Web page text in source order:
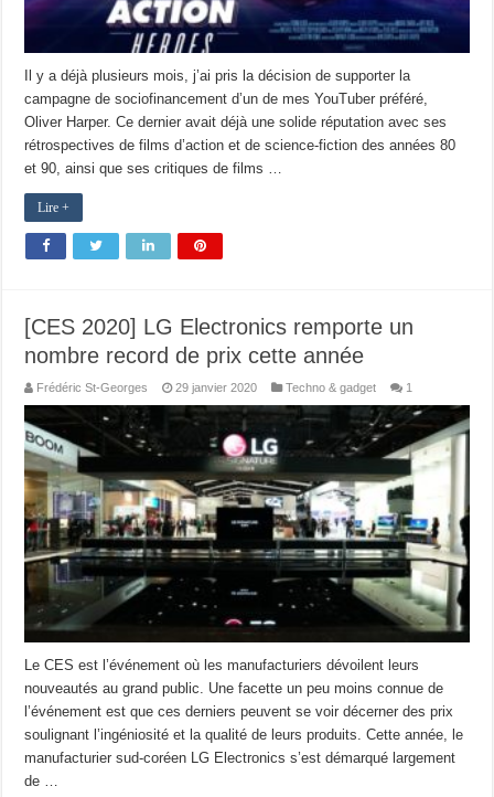
Il y a déjà plusieurs mois, j’ai pris la décision de supporter la
campagne de sociofinancement d’un de mes YouTuber préféré,
Oliver Harper. Ce dernier avait déjà une solide réputation avec ses
rétrospectives de films d’action et de science-fiction des années 80
et 90, ainsi que ses critiques de films …
Lire +
[CES 2020] LG Electronics remporte un
nombre record de prix cette année
Frédéric St-Georges 29 janvier 2020 Techno & gadget 1
Le CES est l’événement où les manufacturiers dévoilent leurs
nouveautés au grand public. Une facette un peu moins connue de
l’événement est que ces derniers peuvent se voir décerner des prix
soulignant l’ingéniosité et la qualité de leurs produits. Cette année, le
manufacturier sud-coréen LG Electronics s’est démarqué largement
de …